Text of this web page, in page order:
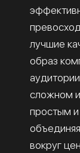
лучшие
образ
сложном
простым
вокруг